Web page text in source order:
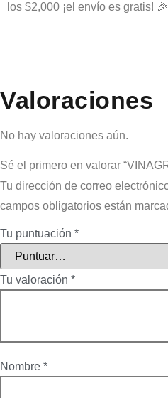
los $2,000 ¡el envío es gratis! 🎉
Valoraciones
No hay valoraciones aún.
Sé el primero en valorar
Tu dirección de correo
campos obligatorios están
Tu puntuación *
Tu valoración *
Nombre *